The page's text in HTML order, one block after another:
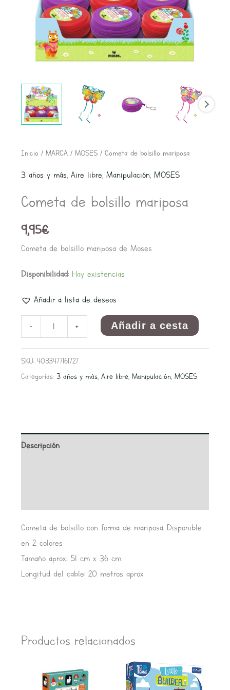
Inicio / MARCA/ MOSES/ Cometa de bolsillo mariposa
3 años y más, Aire libre, Manipulación, MOSES
Cometa de bolsillo mariposa
9,95€
Cometa de bolsillo mariposa de Moses
Disponibilidad: Hay existencias
Añadir a lista de deseos
-
Cometa
mariposa
+ Añadir a cesta
SKU: 4033477161727
Categorías: 3 años y más, Aire libre, Manipulación, MOSES
Descripción
Cometa de bolsillo con forma de mariposa. Disponible
en 2 colores
Tamaño aprox.: 51 cm x 36 cm.
Longitud del cable: 20 metros aprox.
Productos relacionados